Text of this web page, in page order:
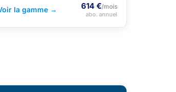
la gamme → 614 €/mois
abo. annuel